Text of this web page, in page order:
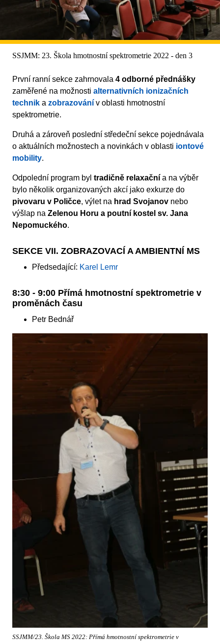
SSJMM: 23. Škola hmotnostní spektrometrie 2022 - den 3
První ranní sekce zahrnovala 4 odborné přednášky
zaměřené na možnosti alternativních ionizačních
technik a zobrazování v oblasti hmotnostní
spektrometrie.
Druhá a zároveň poslední středeční sekce pojednávala
o aktuálních možnostech a novinkách v oblasti iontové
mobility.
Odpolední program byl tradičně relaxační a na výběr
bylo několik organizovaných akcí jako exkurze do
pivovaru v Poličce, výlet na hrad Svojanov nebo
výšlap na Zelenou Horu a poutní kostel sv. Jana
Nepomuckého.
SEKCE VII. ZOBRAZOVACÍ A AMBIENTNÍ MS
Předsedající: Karel Lemr
8:30 - 9:00 Přímá hmotnostní spektrometrie v
proměnách času
Petr Bednář
SSJMM/23. Škola MS 2022: Přímá hmotnostní spektrometrie v